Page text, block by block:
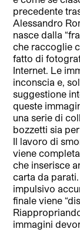
precedente
Alessandro
nasce dalla
che raccoglie
fatto di
Internet. Le
inconscia e,
suggestione
queste
una serie di
bozzetti sia
Il lavoro di
viene
che inserisce
carta da
impulsivo
finale viene
immagini